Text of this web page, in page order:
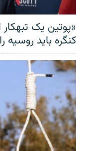
«پوتین یک
کنگره باید روسیه